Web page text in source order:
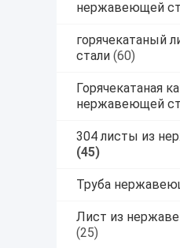
нержавеющей
горячекатаный
стали (60)
Горячекатаная
нержавеющей
304 листы из
(45)
Труба
Лист из
(25)